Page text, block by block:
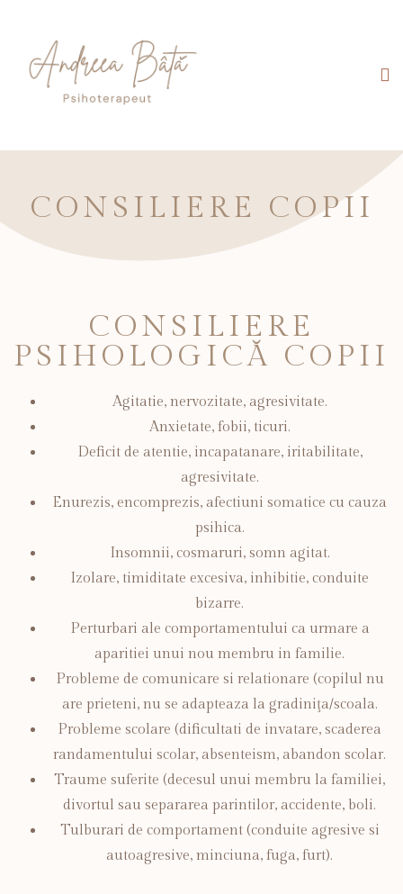
CONSILIERE COPII
CONSILIERE
PSIHOLOGICĂ COPII
Agitatie, nervozitate, agresivitate.
Anxietate, fobii, ticuri.
Deficit de atentie, incapatanare, iritabilitate,
agresivitate.
Enurezis, encomprezis, afectiuni somatice cu cauza
psihica.
Insomnii, cosmaruri, somn agitat.
Izolare, timiditate excesiva, inhibitie, conduite
bizarre.
Perturbari ale comportamentului ca urmare a
aparitiei unui nou membru in familie.
Probleme de comunicare si relationare (copilul nu
are prieteni, nu se adapteaza la gradiniţa/scoala.
Probleme scolare (dificultati de invatare, scaderea
randamentului scolar, absenteism, abandon scolar.
Traume suferite (decesul unui membru la familiei,
divortul sau separarea parintilor, accidente, boli.
Tulburari de comportament (conduite agresive si
autoagresive, minciuna, fuga, furt).